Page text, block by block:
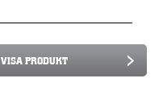
VISA PRODUKT